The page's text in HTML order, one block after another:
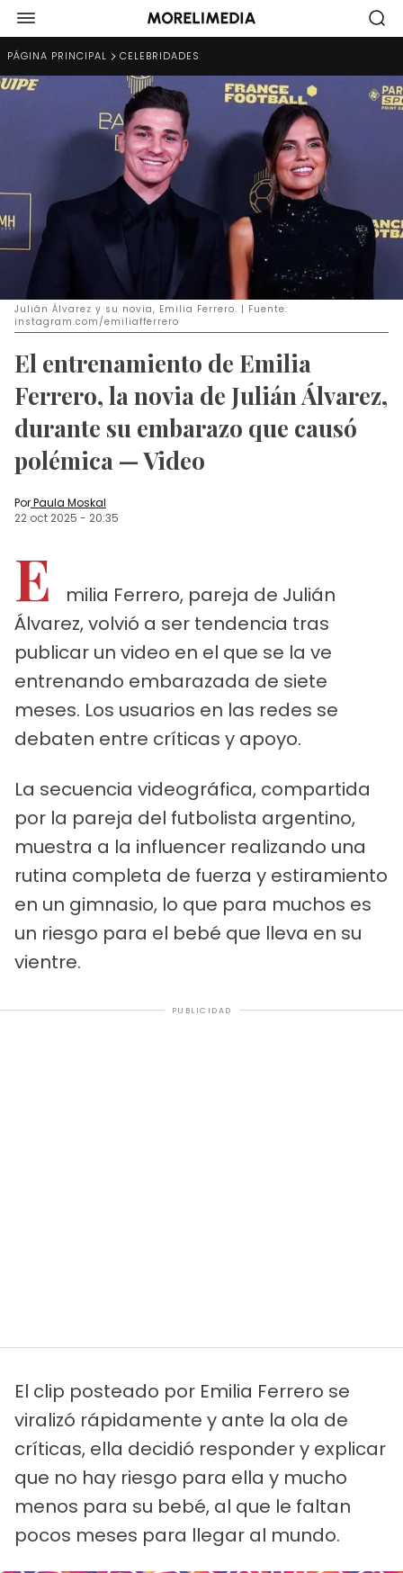
PÁGINA PRINCIPAL CELEBRIDADES
Julián Álvarez y su novia, Emilia Ferrero. | Fuente:
instagram.com/emiliafferrero
El entrenamiento de Emilia
Ferrero, la novia de Julián Álvarez,
durante su embarazo que causó
polémica — Video
PorPaula Moskal
22 oct 2025 - 20:35
E
milia Ferrero, pareja de Julián
Álvarez, volvió a ser tendencia tras
publicar un video en el que se la ve
entrenando embarazada de siete
meses. Los usuarios en las redes se
debaten entre críticas y apoyo.
La secuencia videográfica, compartida
por la pareja del futbolista argentino,
muestra a la influencer realizando una
rutina completa de fuerza y estiramiento
en un gimnasio, lo que para muchos es
un riesgo para el bebé que lleva en su
vientre.
PUBLICIDAD
El clip posteado por Emilia Ferrero se
viralizó rápidamente y ante la ola de
críticas, ella decidió responder y explicar
que no hay riesgo para ella y mucho
menos para su bebé, al que le faltan
pocos meses para llegar al mundo.